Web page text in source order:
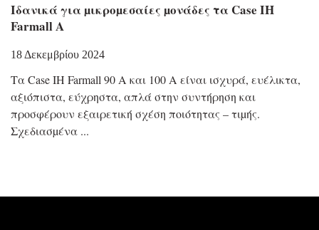
Ιδανικά για µικροµεσαίες µονάδες τα Case IH
Farmall A
18 Δεκεμβρίου 2024
Τα Case IH Farmall 90 A και 100 A είναι ισχυρά, ευέλικτα,
αξιόπιστα, εύχρηστα, απλά στην συντήρηση και
προσφέρουν εξαιρετική σχέση ποιότητας – τιµής.
Σχεδιασµένα